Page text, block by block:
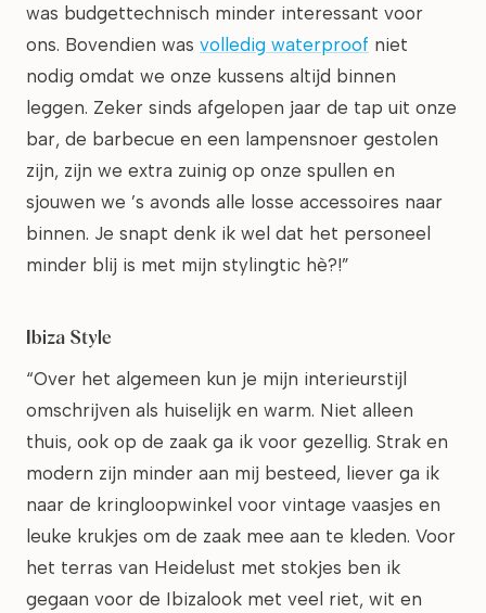
was budgettechnisch minder interessant voor
ons. Bovendien was volledig waterproof niet
nodig omdat we onze kussens altijd binnen
leggen. Zeker sinds afgelopen jaar de tap uit onze
bar, de barbecue en een lampensnoer gestolen
zijn, zijn we extra zuinig op onze spullen en
sjouwen we ’s avonds alle losse accessoires naar
binnen. Je snapt denk ik wel dat het personeel
minder blij is met mijn stylingtic hè?!”
Ibiza Style
“Over het algemeen kun je mijn interieurstijl
omschrijven als huiselijk en warm. Niet alleen
thuis, ook op de zaak ga ik voor gezellig. Strak en
modern zijn minder aan mij besteed, liever ga ik
naar de kringloopwinkel voor vintage vaasjes en
leuke krukjes om de zaak mee aan te kleden. Voor
het terras van Heidelust met stokjes ben ik
gegaan voor de Ibizalook met veel riet, wit en